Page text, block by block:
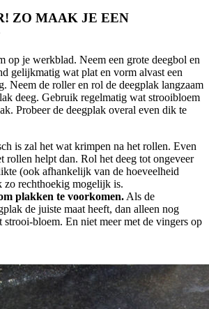
ZO MAAK JE EEN
op je werkblad. Neem een grote deegbol en
gelijkmatig wat plat en vorm alvast een
Neem de roller en rol de deegplak langzaam
deeg. Gebruik regelmatig wat strooibloem
Probeer de deegplak overal even dik te
is zal het wat krimpen na het rollen. Even
rollen helpt dan. Rol het deeg tot ongeveer
(ook afhankelijk van de hoeveelheid
zo rechthoekig mogelijk is.
plakken te voorkomen.Als de
de juiste maat heeft, dan alleen nog
strooi-bloem. En niet meer met de vingers op